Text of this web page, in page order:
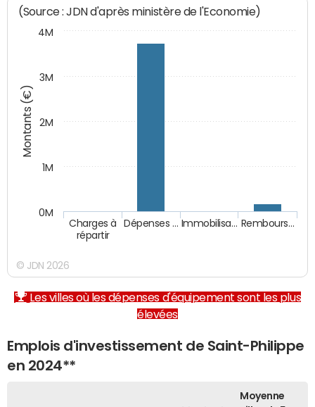
Montants (€)
(Source : JDN d'après ministère de l'Economie)
Charges à
répartir
Dépenses … Immobilisa… Rembours…
0M
1M
2M
3M
4M
© JDN 2026
Les villes où les dépenses d'équipement sont les plus
élevées
Emplois d'investissement de Saint-Philippe
en 2024**
Moyenne